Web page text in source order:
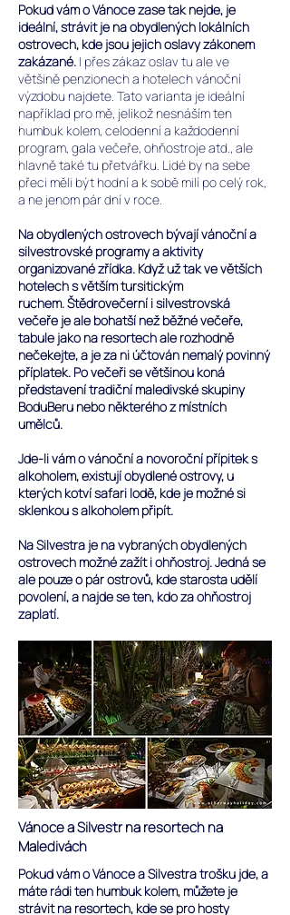
Pokud vám o Vánoce zase tak nejde, je
ideální, strávit je na obydlených lokálních
ostrovech, kde jsou jejich oslavy zákonem
zakázané. I přes zákaz oslav tu ale ve
většině penzionech a hotelech vánoční
výzdobu najdete. Tato varianta je ideální
například pro mě, jelikož nesnáším ten
humbuk kolem, celodenní a každodenní
program, gala večeře, ohňostroje atd., ale
hlavně také tu přetvářku. Lidé by na sebe
přeci měli být hodní a k sobě milí po celý rok,
a ne jenom pár dní v roce.
Na obydlených ostrovech bývají vánoční a
silvestrovské programy a aktivity
organizované zřídka. Když už tak ve větších
hotelech s větším tursitickým
ruchem.Štědrovečerní i silvestrovská
večeře je ale bohatší než běžné večeře,
tabule jako na resortech ale rozhodně
nečekejte, a je za ni účtován nemalý povinný
příplatek. Po večeři se většinou koná
představení tradiční maledivské skupiny
BoduBeru nebo některého z místních
umělců.
Jde-li vám o vánoční a novoroční přípitek s
alkoholem, existují obydlené ostrovy, u
kterých kotví safari lodě, kde je možné si
sklenkou salkoholempřipít.
Na Silvestra je na vybraných obydlených
ostrovech možné zažít i ohňostroj. Jedná se
ale pouze o pár ostrovů, kde starosta udělí
povolení, a najde se ten, kdo za ohňostroj
zaplatí.
Vánoce a Silvestr na resortech na
Maledivách
Pokud vám o Vánoce a Silvestra trošku jde, a
máte rádi ten humbuk kolem, můžete je
strávit na resortech, kde se pro hosty